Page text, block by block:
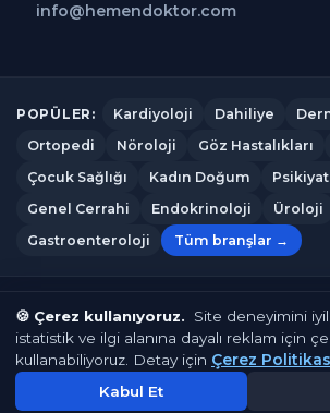
info@hemendoktor.com
POPÜLER: Kardiyoloji Dahiliye
Ortopedi
Nöroloji Göz Hastalıkları
Çocuk Sağlığı
Kadın Doğum
Genel Cerrahi
Endokrinoloji
Üroloji
Gastroenteroloji
Tüm branşlar →
© 2026Hemendoktor.com— Tüm
Gizlilik Politikası Kullanım Koşulları
Çerez Tercihleri
🍪 Çerez kullanıyoruz.
Site deneyimini
istatistik ve ilgi alanına dayalı reklam için
kullanabiliyoruz. Detay için Çerez
Kabul Et